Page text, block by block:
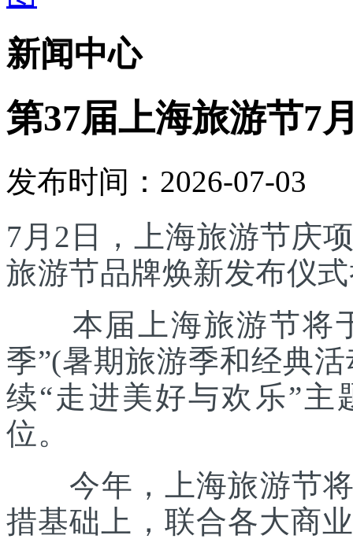
新闻中心
第37届上海旅游节7
发布时间：2026-07-03
7月2日，上海旅游节庆
旅游节品牌焕新发布仪
本届上海旅游节将于
季”(暑期旅游季和经典
续“走进美好与欢乐”主
位。
今年，上海旅游节将
措基础上，联合各大商